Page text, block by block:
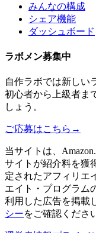
みんなの構成
シェア機能
ダッシュボード
ラボメン募集中
自作ラボでは新しい
初心者から上級者ま
しょう。
ご応募はこちら →
当サイトは、
サイトが紹介料を獲
定されたアフィリエ
エイト・プログラム
利用した広告を掲載
シーをご確認くださ